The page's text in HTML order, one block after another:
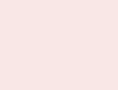
てんば令嬢！？
級生、紅一点の
になっていき...